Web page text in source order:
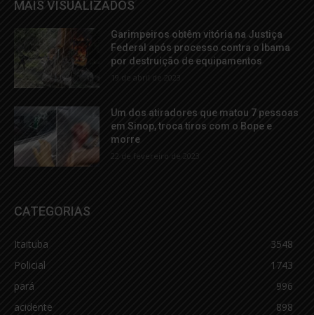
MAIS VISUALIZADOS
Garimpeiros obtêm vitória na Justiça
Federal após processo contra o Ibama
por destruição de equipamentos
19 de abril de 2023
Um dos atiradores que matou 7 pessoas
em Sinop, troca tiros com o Bope e
morre
22 de fevereiro de 2023
CATEGORIAS
Itaituba
3548
Policial
1743
pará
996
acidente
898